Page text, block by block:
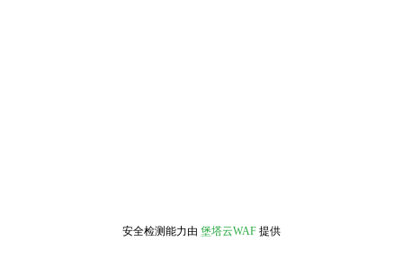
安全检测能力由 堡塔云WAF 提供